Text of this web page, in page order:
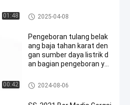
01:48 Sistem Gergaji Bor Multifungsi
2025-04-08
00:42
Pengeboran tulang belak
ang baja tahan karat den
gan sumber daya listrik d
an bagian pengeboran ya
Bor Tulang Belakang
2024-08-06